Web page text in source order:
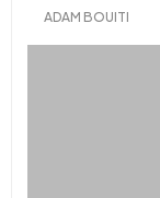
ADAM BOUITI